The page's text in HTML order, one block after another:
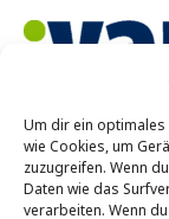
Um dir ein optimales
wie Cookies, um
zuzugreifen. Wenn
Daten wie das
verarbeiten. Wenn
Vamos e.V. Münster
Achtermannstr. 10 –
48143 Münster